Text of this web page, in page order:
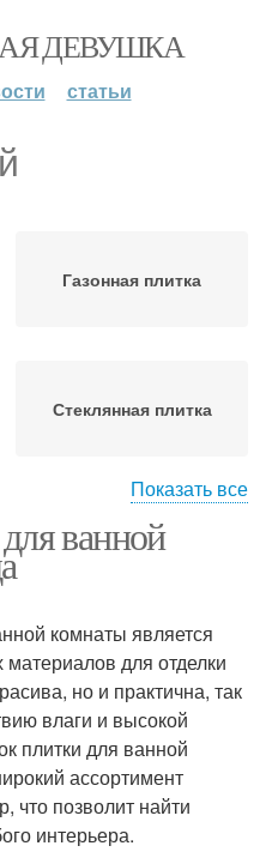
ДЕВУШКА
статьи
Газонная плитка
Стеклянная плитка
Показать все
ванной
комнаты является
для отделки
но и практична, так
влаги и высокой
плитки для ванной
ассортимент
что позволит найти
интерьера.